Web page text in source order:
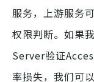
服务，上游服务
权限判断。如果
Server验证
率损失，我们可